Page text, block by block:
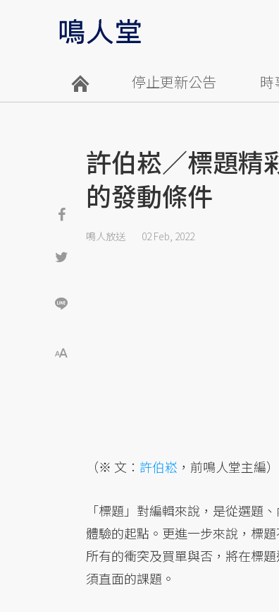
停止更新公告 時
許伯崧／標題精
的發動條件
鳴人放送 02 Feb, 2022
（※ 文： 許伯崧 ，前鳴人堂主編）
「標題」對編輯來說，是從選題
體驗的起點。更進一步來說，標
所有的衝突及買單與否，將在標
須直面的課題。